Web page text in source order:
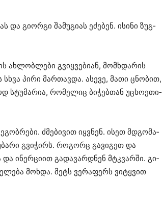
და გი­ორ­გი შა­მუ­გი­ას ეძე­ბენ. ისი­ნი ზუგ­
ახ­ლობ­ლე­ბი გვიყ­ვე­ბი­ან, მომ­ხდა­რის
პირი მარ­თავ­და. ასე­ვე, მათი ცნო­ბით,
სტუ­მა­რია, რო­მე­ლიც ბი­ჭებ­თან უცხო­ე­თი­
ძმე­ბი­ვით იყ­ვნენ. ისეთ მდგო­მა­
გვი­ჭირს. რო­გორც გა­ვი­გეთ და
ინერ­ცი­ით გა­და­ვარ­დნენ მტკვარ­ში. გი­
მოხ­და. მეტს ვე­რა­ფერს ვი­ტყვით